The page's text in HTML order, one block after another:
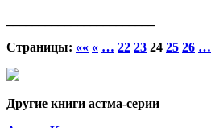
Страницы: «« « … 22 23 24 25 26 …
Другие книги астма-серии